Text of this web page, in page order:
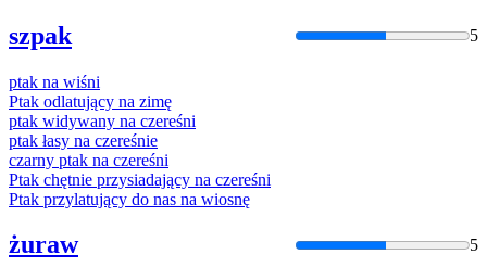
szpak 5
ptak na wiśni
Ptak odlatujący na zimę
ptak widywany na czereśni
ptak łasy na czereśnie
czarny ptak na czereśni
Ptak chętnie przysiadający na czereśni
Ptak przylatujący do nas na wiosnę
żuraw 5